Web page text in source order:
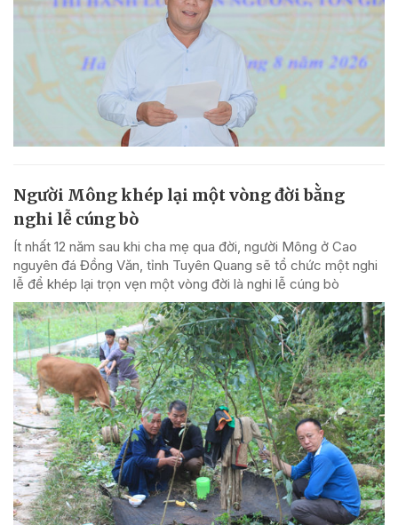
Người Mông khép lại một vòng đời bằng
nghi lễ cúng bò
Ít nhất 12 năm sau khi cha mẹ qua đời, người Mông ở Cao
nguyên đá Đồng Văn, tỉnh Tuyên Quang sẽ tổ chức một nghi
lễ để khép lại trọn vẹn một vòng đời là nghi lễ cúng bò